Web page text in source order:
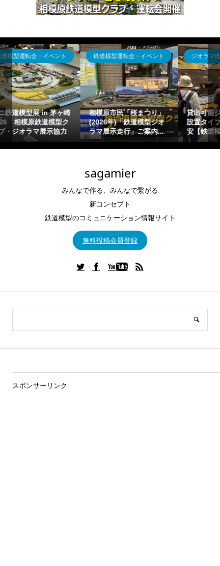
ジオラマ出張貸出
貸出可能ジオラマ(運搬・
設置タイプ)の概要一覧目
安【鉄道模型Nゲージ出...
ジオラマ出張貸出
体験運転走行型～鉄道模
型イベント設営「ジオラ
マ走行」「お祭り向け...
sagamier
みんなで作る、みんなで繋がる
新コンセプト
鉄道模型のコミュニケーション情報サイト
無料投稿会員登録
スポンサーリンク